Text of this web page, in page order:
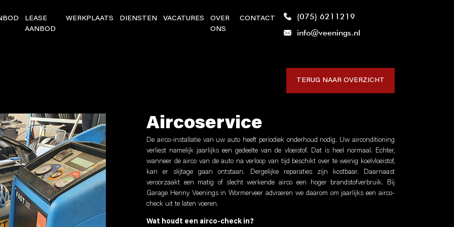
LEASE
AANBOD
WERKPLAATS DIENSTEN VACATURES
OVER
ONS
CONTACT
(075) 6211219
info@veenings.nl
TERUG NAAR OVERZICHT
Aircoservice
De airco-installatie van uw auto heeft periodiek onderhoud nodig. Uw airconditioning
verliest namelijk jaarlijks een gedeelte van de vloeistof. Dat is heel normaal. Echter,
wanneer de airco van de auto na verloop van tijd beschikt over te weinig koelvloeistof,
kan er slijtage gaan ontstaan. Dergelijke reparaties zijn kostbaar. Daarnaast
veroorzaakt een matig of slecht werkende airco een hoger brandstofverbruik. Bij
Garage Henny Veenings in Wormerveer adviseren we daarom om jaarlijks een airco-
check uit te laten voeren.
Wat houdt een airco-check in?